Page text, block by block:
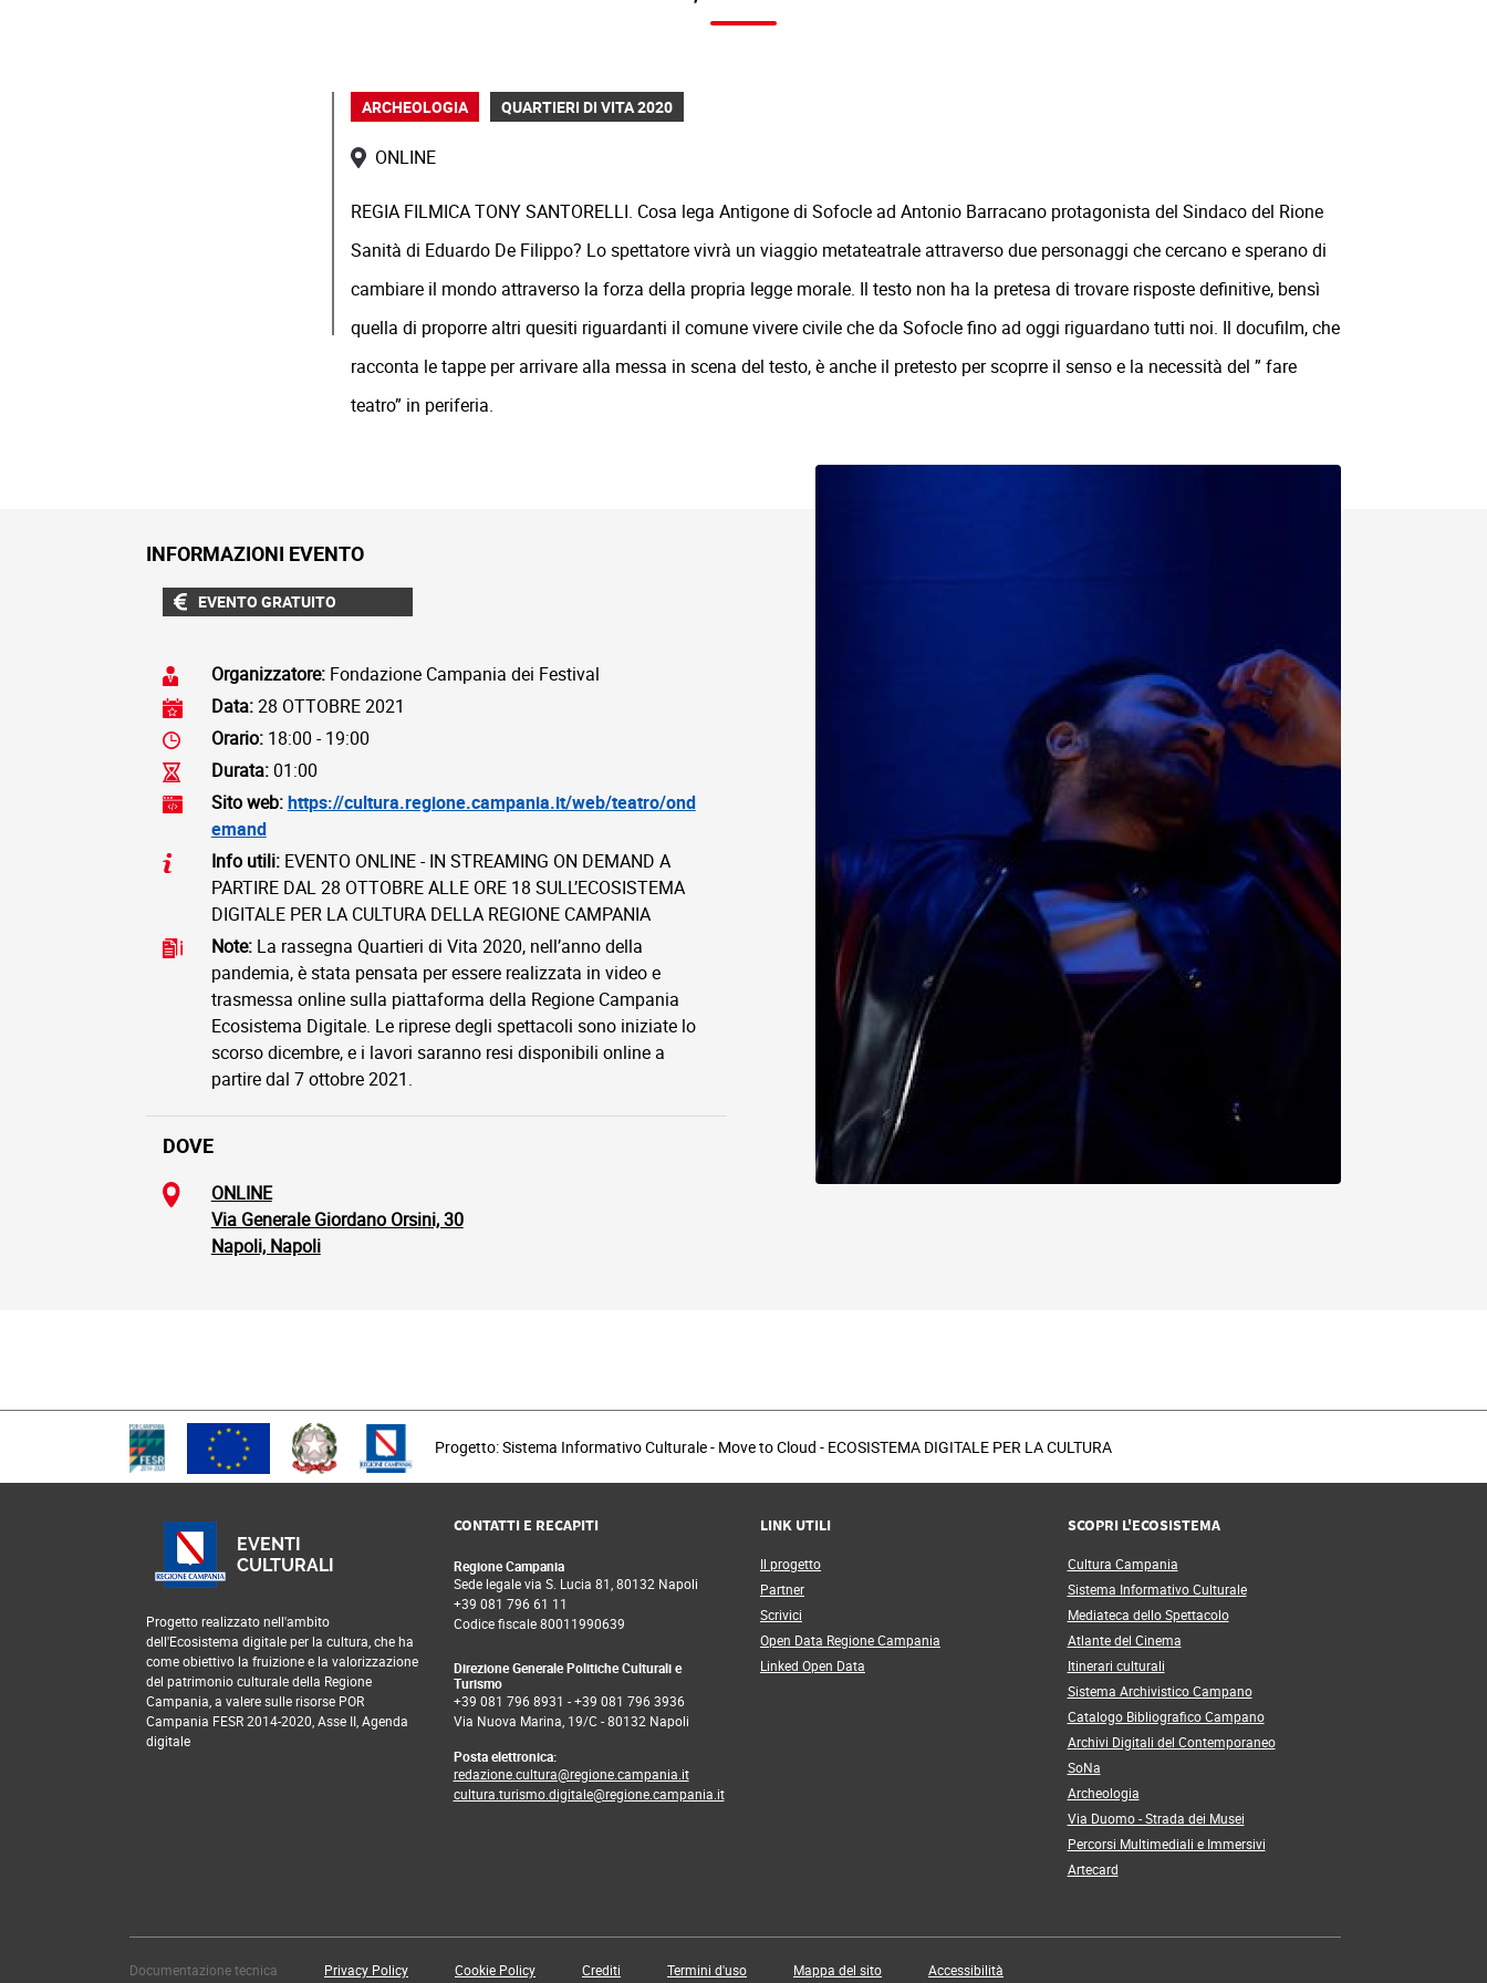
ARCHEOLOGIA QUARTIERI DI VITA 2020
ONLINE
REGIA FILMICA TONY SANTORELLI. Cosa lega Antigone di Sofocle ad Antonio Barracano protagonista del Sindaco del Rione
Sanità di Eduardo De Filippo? Lo spettatore vivrà un viaggio metateatrale attraverso due personaggi che cercano e sperano di
cambiare il mondo attraverso la forza della propria legge morale. Il testo non ha la pretesa di trovare risposte definitive, bensì
quella di proporre altri quesiti riguardanti il comune vivere civile che da Sofocle fino ad oggi riguardano tutti noi. Il docufilm, che
racconta le tappe per arrivare alla messa in scena del testo, è anche il pretesto per scoprre il senso e la necessità del ” fare
teatro” in periferia.
INFORMAZIONI EVENTO
EVENTO GRATUITO
Organizzatore:Fondazione Campania dei Festival
Data:28 OTTOBRE 2021
Orario:18:00 - 19:00
Durata:01:00
Sito web:https://cultura.regione.campania.it/web/teatro/ond
emand
Info utili:EVENTO ONLINE - IN STREAMING ON DEMAND A
PARTIRE DAL 28 OTTOBRE ALLE ORE 18 SULL’ECOSISTEMA
DIGITALE PER LA CULTURA DELLA REGIONE CAMPANIA
Note:La rassegna Quartieri di Vita 2020, nell’anno della
pandemia, è stata pensata per essere realizzata in video e
trasmessa online sulla piattaforma della Regione Campania
Ecosistema Digitale. Le riprese degli spettacoli sono iniziate lo
scorso dicembre, e i lavori saranno resi disponibili online a
partire dal 7 ottobre 2021.
DOVE
ONLINE
Via Generale Giordano Orsini, 30
Napoli, Napoli
Progetto: Sistema Informativo Culturale - Move to Cloud - ECOSISTEMA DIGITALE PER LA CULTURA
EVENTI
CULTURALI
Progetto realizzato nell'ambito
dell'Ecosistema digitale per la cultura, che ha
come obiettivo la fruizione e la valorizzazione
del patrimonio culturale della Regione
Campania, a valere sulle risorse POR
Campania FESR 2014-2020, Asse II, Agenda
digitale
CONTATTI E RECAPITI
Regione Campania
Sede legale via S. Lucia 81, 80132 Napoli
+39 081 796 61 11
Codice fiscale 80011990639
Direzione Generale Politiche Culturali e
Turismo
+39 081 796 8931 -+39 081 796 3936
Via Nuova Marina, 19/C - 80132 Napoli
Posta elettronica:
redazione.cultura@regione.campania.it
cultura.turismo.digitale@regione.campania.it
LINK UTILI
Il progetto
Partner
Scrivici
Open Data Regione Campania
Linked Open Data
SCOPRI L'ECOSISTEMA
Cultura Campania
Sistema Informativo Culturale
Mediateca dello Spettacolo
Atlante del Cinema
Itinerari culturali
Sistema Archivistico Campano
Catalogo Bibliografico Campano
Archivi Digitali del Contemporaneo
SoNa
Archeologia
Via Duomo - Strada dei Musei
Percorsi Multimediali e Immersivi
Artecard
Documentazione tecnica Privacy Policy Cookie Policy Crediti Termini d'uso Mappa del sito Accessibilità